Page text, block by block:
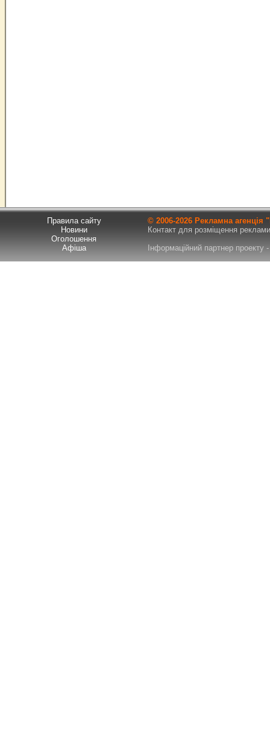
Правила сайту
Новини
Оголошення
Афіша
© 2006-2026 Рекламна
Контакт для розміщення
Інформаційний партнер проекту